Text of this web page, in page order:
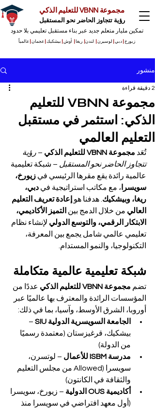
مجموعة VBNN للتعليم الذكي
رؤية تتجاوز الحاضر نحو المستقبل
تمكين مليار متعلم جديد عبر بناء مستقبل تعليمي بلا حدود
زيورخ دبي لوسيرن لندن ريغا أوش بيشكيك عجمان |عالمياً
منشور
مجموعة VBNN للتعليم
الذكي: استثمر في مستقبل
التعليم العالمي
2 دقيقة قراءة
تُعَد مجموعة VBNN للتعليم الذكي – رؤية
تتجاوز الحاضر نحو المستقبل – شبكة تعليمية
عالمية رائدة يقع مقرها الرئيسي في زيورخ،
سويسرا ، مع مكاتب استراتيجية في دبي،
ريغا، وبيشكيك . هدفنا هو إعادة تعريف التعليم
العالي من خلال الدمج بين التميز الأكاديمي،
الابتكار الرقمي، والتوسع الدولي لإنشاء نظام
تعليمي عالمي شامل يجمع بين المعرفة،
التكنولوجيا، والنمو المستدام.
شبكة تعليمية عالمية متكاملة
تضم مجموعة VBNN للتعليم الذكي
عددًا من
المؤسسات الرائدة والمعترف بها عالميًا عبر
أوروبا، الشرق الأوسط، وآسيا، بما في ذلك:
الجامعة السويسرية الدولية SIU
–
بيشكيك، قرغيزستان (معتمدة رسميًا
من الدولة)
مدرسة ISBM للأعمال
– لوتسرن،
سويسرا (Allowed من مجلس التعليم
والثقافة في الكانتون)
أكاديمية OUS الدولية
– زيورخ، سويسرا
(أول معهد افتراضي في سويسرا منذ